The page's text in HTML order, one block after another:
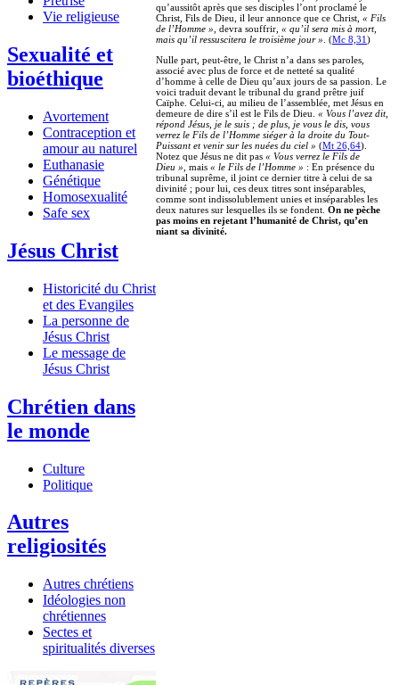
Vie religieuse
Sexualité et
bioéthique
Avortement
Contraception et
amour au naturel
Euthanasie
Génétique
Homosexualité
Safe sex
Jésus Christ
Historicité du Christ
et des Evangiles
La personne de
Jésus Christ
Le message de
Jésus Christ
Chrétien dans
le monde
Culture
Politique
Autres
religiosités
Autres chrétiens
Idéologies non
chrétiennes
Sectes et
spiritualités diverses
qu’aussitôt après que ses disciples l’ont proclamé le
Christ, Fils de Dieu, il leur annonce que ce Christ, « Fils
de l’Homme », devra souffrir, « qu’il sera mis à mort,
mais qu’il ressuscitera le troisième jour ». (Mc 8,31)
Nulle part, peut-être, le Christ n’a dans ses paroles,
associé avec plus de force et de netteté sa qualité
d’homme à celle de Dieu qu’aux jours de sa passion. Le
voici traduit devant le tribunal du grand prêtre juif
Caïphe. Celui-ci, au milieu de l’assemblée, met Jésus en
demeure de dire s’il est le Fils de Dieu. « Vous l’avez dit,
répond Jésus, je le suis ; de plus, je vous le dis, vous
verrez le Fils de l’Homme siéger à la droite du Tout-
Puissant et venir sur les nuées du ciel » (Mt 26,64).
Notez que Jésus ne dit pas « Vous verrez le Fils de
Dieu », mais « le Fils de l’Homme » : En présence du
tribunal suprême, il joint ce dernier titre à celui de sa
divinité ; pour lui, ces deux titres sont inséparables,
comme sont indissolublement unies et inséparables les
deux natures sur lesquelles ils se fondent. On ne pèche
pas moins en rejetant l’humanité de Christ, qu’en
niant sa divinité.